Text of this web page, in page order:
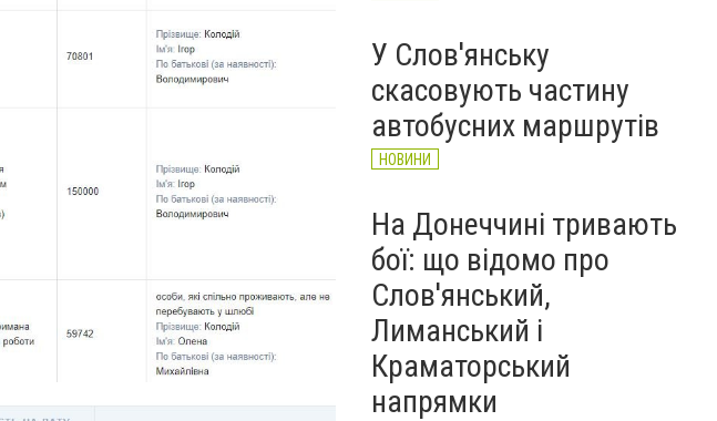
У Слов'янську
скасовують частину
автобусних маршрутів
НОВИНИ
На Донеччині тривають
бої: що відомо про
Слов'янський,
Лиманський і
Краматорський
напрямки